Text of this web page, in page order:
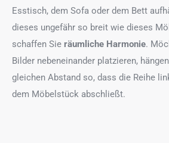
Esstisch, dem Sofa oder dem Bett
dieses ungefähr so breit wie dieses
schaffen Sie räumliche Harmonie.
Bilder nebeneinander platzieren,
gleichen Abstand so, dass die Reihe
dem Möbelstück abschließt.